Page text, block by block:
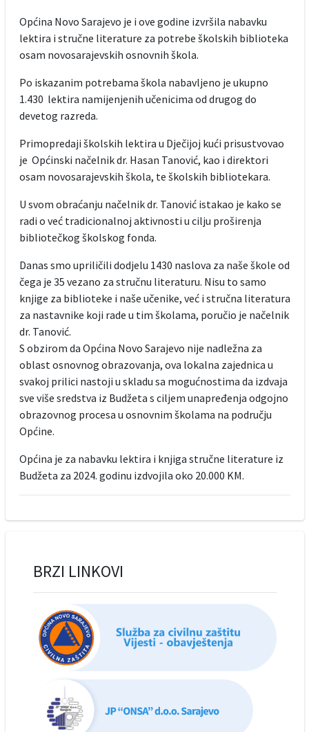
Općina Novo Sarajevo je i ove godine izvršila nabavku
lektira i stručne literature za potrebe školskih biblioteka
osam novosarajevskih osnovnih škola.
Po iskazanim potrebama škola nabavljeno je ukupno
1.430 lektira namijenjenih učenicima od drugog do
devetog razreda.
Primopredaji školskih lektira u Dječijoj kući prisustvovao
je Općinski načelnik dr. Hasan Tanović, kao i direktori
osam novosarajevskih škola, te školskih bibliotekara.
U svom obraćanju načelnik dr. Tanović istakao je kako se
radi o već tradicionalnoj aktivnosti u cilju proširenja
bibliotečkog školskog fonda.
Danas smo upriličili dodjelu 1430 naslova za naše škole od
čega je 35 vezano za stručnu literaturu. Nisu to samo
knjige za biblioteke i naše učenike, već i stručna literatura
za nastavnike koji rade u tim školama, poručio je načelnik
dr. Tanović.
S obzirom da Općina Novo Sarajevo nije nadležna za
oblast osnovnog obrazovanja, ova lokalna zajednica u
svakoj prilici nastoji u skladu sa mogućnostima da izdvaja
sve više sredstva iz Budžeta s ciljem unapređenja odgojno
obrazovnog procesa u osnovnim školama na području
Općine.
Općina je za nabavku lektira i knjiga stručne literature iz
Budžeta za 2024. godinu izdvojila oko 20.000 KM.
BRZI LINKOVI